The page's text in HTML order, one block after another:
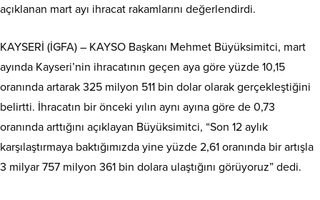
açıklanan mart ayı ihracat rakamlarını değerlendirdi.
KAYSERİ (İGFA) – KAYSO Başkanı Mehmet Büyüksimitci, mart
ayında Kayseri’nin ihracatının geçen aya göre yüzde 10,15
oranında artarak 325 milyon 511 bin dolar olarak gerçekleştiğini
belirtti. İhracatın bir önceki yılın aynı ayına göre de 0,73
oranında arttığını açıklayan Büyüksimitci, “Son 12 aylık
karşılaştırmaya baktığımızda yine yüzde 2,61 oranında bir artışla
3 milyar 757 milyon 361 bin dolara ulaştığını görüyoruz” dedi.